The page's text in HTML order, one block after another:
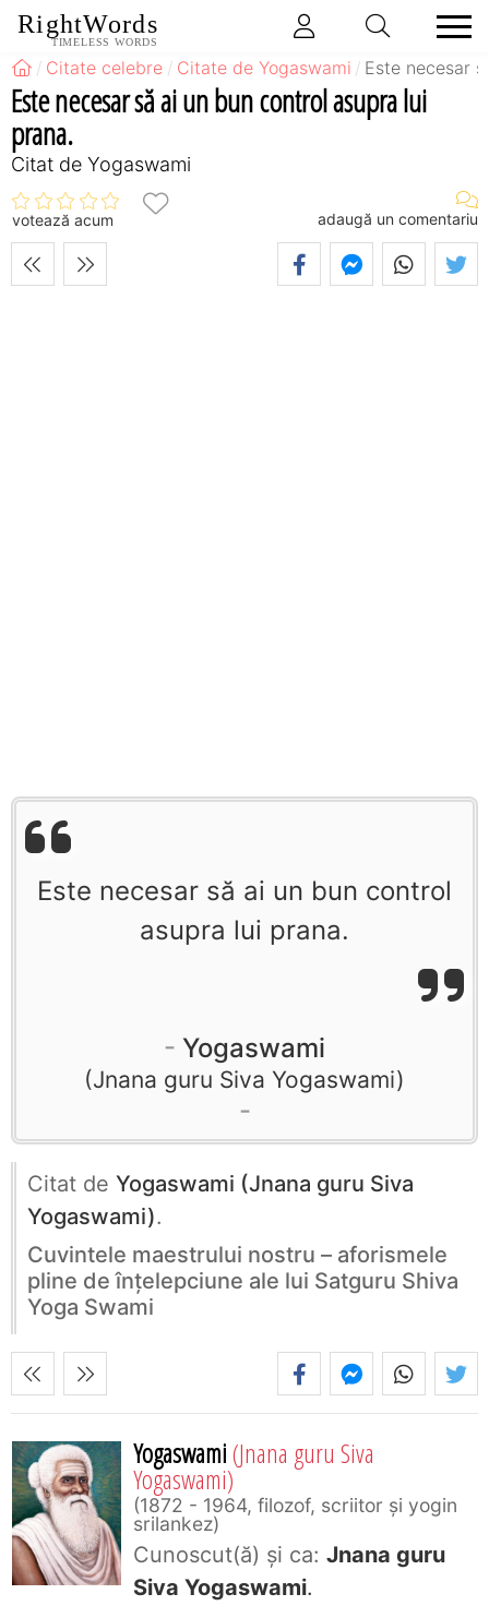
RightWords
TIMELESS WORDS
Citate celebre Citate de Yogaswami Este necesar
Este necesar să ai un bun control asupra lui
prana.
Citat de Yogaswami
votează acum adaugă un comentariu
Este necesar să ai un bun control
asupra lui prana.
Yogaswami
Jnana guru Siva Yogaswami
Citat de Yogaswami (Jnana guru Siva
Yogaswami).
Cuvintele maestrului nostru – aforismele
pline de înţelepciune ale lui Satguru Shiva
Yoga Swami
Yogaswami(Jnana guru Siva
Yogaswami)
1872 - 1964, filozof, scriitor şi yogin
srilankez
Cunoscut(ă) și ca: Jnana guru
Siva Yogaswami.